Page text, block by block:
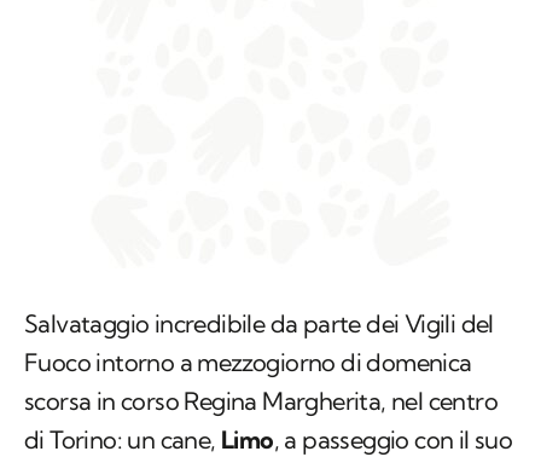
Salvataggio incredibile da parte dei Vigili del
Fuoco intorno a mezzogiorno di domenica
scorsa in corso Regina Margherita, nel centro
di Torino: un cane, Limo, a passeggio con il suo